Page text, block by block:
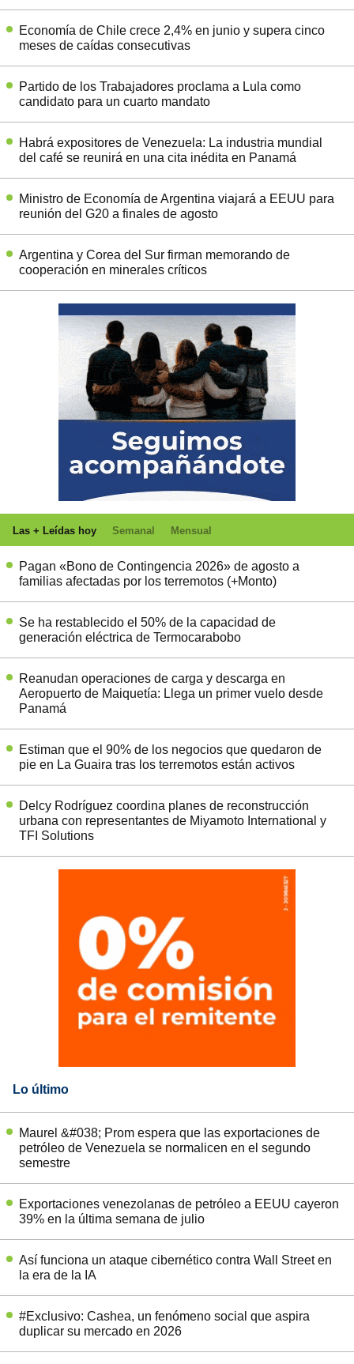
Economía de Chile crece 2,4% en junio y supera cinco
meses de caídas consecutivas
Partido de los Trabajadores proclama a Lula como
candidato para un cuarto mandato
Habrá expositores de Venezuela: La industria mundial
del café se reunirá en una cita inédita en Panamá
Ministro de Economía de Argentina viajará a EEUU para
reunión del G20 a finales de agosto
Argentina y Corea del Sur firman memorando de
cooperación en minerales críticos
Las + Leídas hoy Semanal Mensual
Pagan «Bono de Contingencia 2026» de agosto a
familias afectadas por los terremotos (+Monto)
Se ha restablecido el 50% de la capacidad de
generación eléctrica de Termocarabobo
Reanudan operaciones de carga y descarga en
Aeropuerto de Maiquetía: Llega un primer vuelo desde
Panamá
Estiman que el 90% de los negocios que quedaron de
pie en La Guaira tras los terremotos están activos
Delcy Rodríguez coordina planes de reconstrucción
urbana con representantes de Miyamoto International y
TFI Solutions
Lo último
Maurel &#038; Prom espera que las exportaciones de
petróleo de Venezuela se normalicen en el segundo
semestre
Exportaciones venezolanas de petróleo a EEUU cayeron
39% en la última semana de julio
Así funciona un ataque cibernético contra Wall Street en
la era de la IA
#Exclusivo: Cashea, un fenómeno social que aspira
duplicar su mercado en 2026